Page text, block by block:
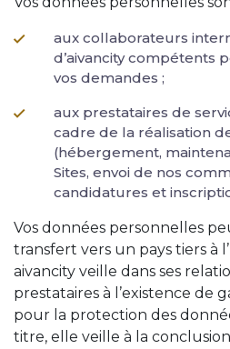
aux collaborateurs
d’aivancity compétents
vos demandes ;
aux prestataires de
cadre de la réalisation
(hébergement,
Sites, envoi de nos
candidatures et
Vos données personnelles
transfert vers un pays tiers à
aivancity veille dans ses
prestataires à l’existence de
pour la protection des
titre, elle veille à la